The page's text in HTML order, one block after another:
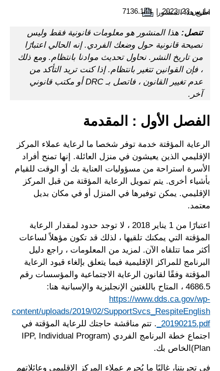
مارس 23, 2023 #7136.14 اطبع هذا المنشور
تنصل: هذا المنشور هو معلومات قانونية فقط وليس
نصيحة قانونية حول وضعك الفردي. إنه الحالي اعتبارًا
من تاريخ النشر. نحاول تحديث موادنا بانتظام. ومع ذلك
، فإن القوانين تتغير بانتظام. إذا كنت تريد التأكد من
عدم تغيير القانون ، فاتصل بـ DRC أو مكتب قانوني
آخر.
الفصل الأول : المقدمة
الرعاية المؤقتة خدمة توفر شخصا ما لرعاية عملاء المركز
الإقليمي الذين يعيشون في منزل العائلة. إنها تمنح أفراد
الأسرة استراحة من مسؤوليات العناية بك أو الوقت للقيام
بأشياء أخرى. يتم تمويل الرعاية المؤقتة من قبل المركز
الإقليمي. يمكن توفيرها في المنزل أو في مكان بديل
معتمد.
اعتبارًا من 1 يناير 2018 ، لا توجد حدود لمقدار الرعاية
المؤقتة التي يمكنك تلقيها ، لذلك قد تكون مؤهلاً لساعات
أكثر مما تتلقاه الآن. لمزيد من المعلومات ، راجع دليل
البرنامج للمراكز الإقليمية فيما يتعلق بإلغاء قيود الرعاية
المؤقتة وفقًا لقانون الرعاية الاجتماعية والمؤسسات رقم
4686.5 ، المتاح باللغتين الإنجليزية والإسبانية هنا:
https://www.dds.ca.gov/wp-
content/uploads/2019/02/SupportSvcs_RespiteEnglish
_20190215.pdf . تتم مناقشة حاجتك للرعاية المؤقتة في
اجتماع خطة البرنامج الفردي (IPP, Individual Program
Plan)الخاص بك.
في تجربتنا، غالبًا ما يُحرم عملاء المركز الإقليمي وعائلاتهم